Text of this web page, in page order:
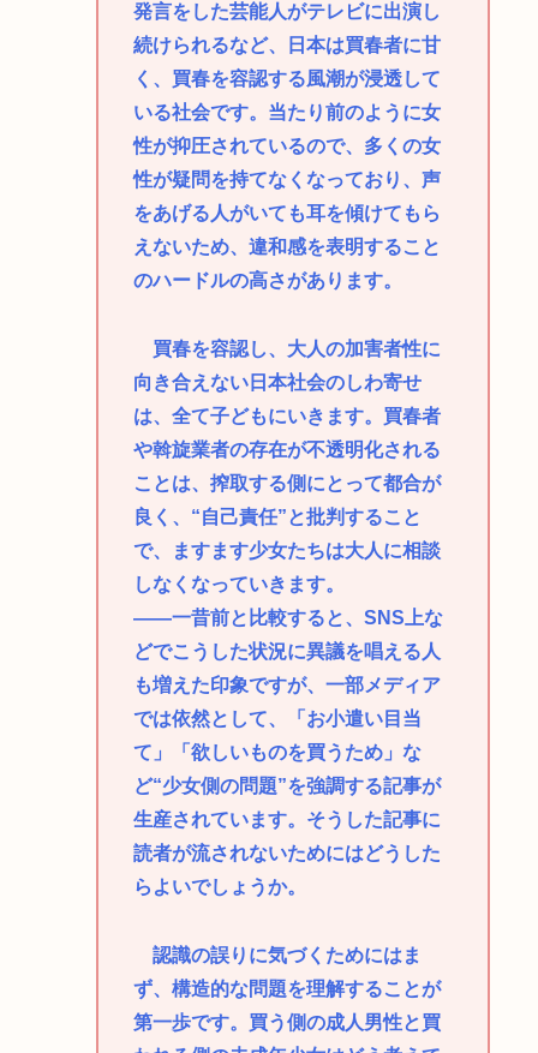
発言をした芸能人がテレビに出演し
続けられるなど、日本は買春者に甘
く、買春を容認する風潮が浸透して
いる社会です。当たり前のように女
性が抑圧されているので、多くの女
性が疑問を持てなくなっており、声
をあげる人がいても耳を傾けてもら
えないため、違和感を表明すること
のハードルの高さがあります。
買春を容認し、大人の加害者性に
向き合えない日本社会のしわ寄せ
は、全て子どもにいきます。買春者
や斡旋業者の存在が不透明化される
ことは、搾取する側にとって都合が
良く、“自己責任”と批判すること
で、ますます少女たちは大人に相談
しなくなっていきます。
――一昔前と比較すると、SNS上な
どでこうした状況に異議を唱える人
も増えた印象ですが、一部メディア
では依然として、「お小遣い目当
て」「欲しいものを買うため」な
ど“少女側の問題”を強調する記事が
生産されています。そうした記事に
読者が流されないためにはどうした
らよいでしょうか。
認識の誤りに気づくためにはま
ず、構造的な問題を理解することが
第一歩です。買う側の成人男性と買